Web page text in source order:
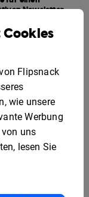
Newsletter
Flipsnack
wie unsere
Werbung
von uns
lesen Sie